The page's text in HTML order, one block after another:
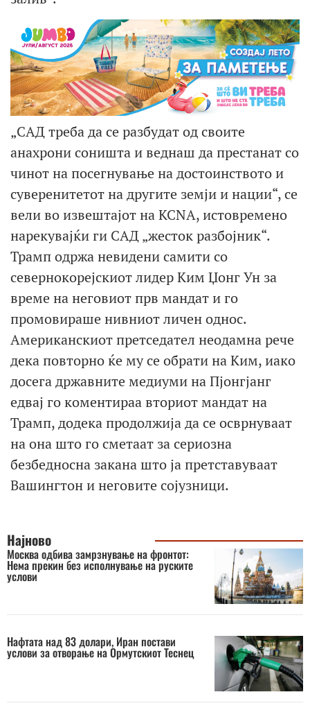
„САД треба да се разбудат од своите
анахрони соништа и веднаш да престанат со
чинот на посегнување на достоинството и
суверенитетот на другите земји и нации“, се
вели во извештајот на KCNA, истовремено
нарекувајќи ги САД „жесток разбојник“.
Трамп одржа невидени самити со
севернокорејскиот лидер Ким Џонг Ун за
време на неговиот прв мандат и го
промовираше нивниот личен однос.
Американскиот претседател неодамна рече
дека повторно ќе му се обрати на Ким, иако
досега државните медиуми на Пјонгјанг
едвај го коментираа вториот мандат на
Трамп, додека продолжија да се осврнуваат
на она што го сметаат за сериозна
безбедносна закана што ја претставуваат
Вашингтон и неговите сојузници.
Најново
Москва одбива замрзнување на фронтот:
Нема прекин без исполнување на руските
услови
Нафтата над 83 долари, Иран постави
услови за отворање на Ормутскиот Теснец